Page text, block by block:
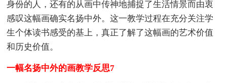
身份的人，还有的从画中传神地捕捉了生活情景而由衷
感叹这幅画确实名扬中外。这一教学过程在充分关注学
生个体读书感受的基上，真正了解了这幅画的艺术价值
和历史价值。
一幅名扬中外的画教学反思7